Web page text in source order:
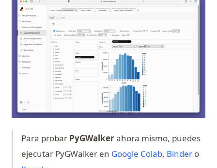
Para probar PyGWalkerahora mismo, puedes
ejecutar PyGWalker en Google Colab(opens in a
, Bindero